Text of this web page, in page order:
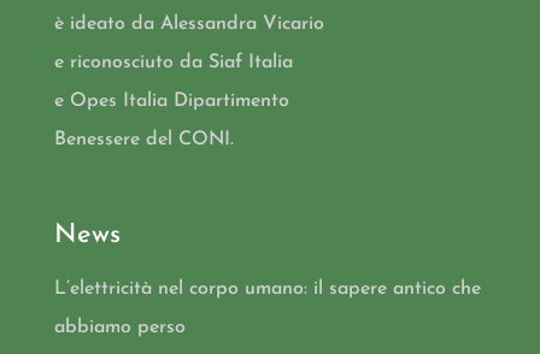
è ideato da Alessandra Vicario
e riconosciuto da Siaf Italia
e Opes Italia Dipartimento
Benessere del CONI.
News
L’elettricità nel corpo umano: il sapere antico che
abbiamo perso